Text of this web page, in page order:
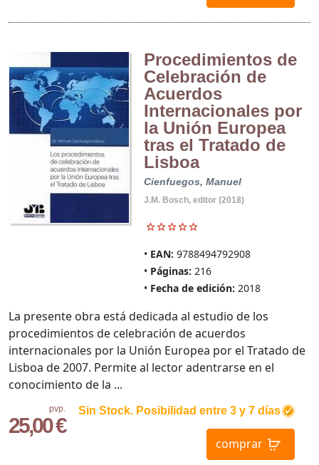
Procedimientos de
Celebración de
Acuerdos
Internacionales por
la Unión Europea
tras el Tratado de
Lisboa
Cienfuegos, Manuel
J.M. Bosch, editor (2018)
EAN: 9788494792908
Páginas: 216
Fecha de edición: 2018
pvp.
25,00 €
Sin Stock. Posibilidad entre 3 y 7 días
comprar
La presente obra está dedicada al estudio de los
procedimientos de celebración de acuerdos
internacionales por la Unión Europea por el Tratado de
Lisboa de 2007. Permite al lector adentrarse en el
conocimiento de la ...